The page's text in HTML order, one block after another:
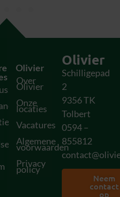
Olivier
Over
Olivier
Onze
locaties
Vacatures
Algemene
voorwaarden
Privacy
policy
Olivier
Schilligepad
2
9356 TK
Tolbert
0594 –
855812
Neem
contact
op